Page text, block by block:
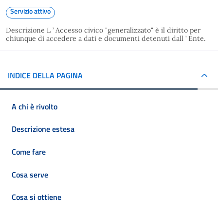
Servizio attivo
Descrizione L ’ Accesso civico "generalizzato" è il diritto per
chiunque di accedere a dati e documenti detenuti dall ’ Ente.
INDICE DELLA PAGINA
A chi è rivolto
Descrizione estesa
Come fare
Cosa serve
Cosa si ottiene